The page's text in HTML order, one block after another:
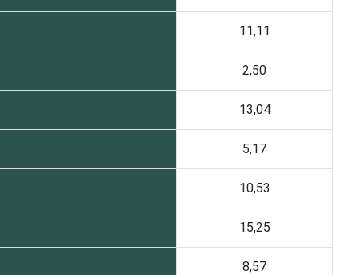
11,11
2,50
13,04
5,17
10,53
15,25
8,57